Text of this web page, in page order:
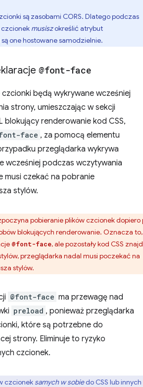
są zasobami CORS. Dlatego podczas
musiszokreślić atrybut
są one hostowane samodzielnie.
@font-face
będą wykrywane wcześniej
strony, umieszczając w sekcji
blokujący renderowanie kod CSS,
face , za pomocą elementu
przeglądarka wykrywa
wcześniej podczas wczytywania
musi czekać na pobranie
stylów.
pobieranie plików czcionek dopiero
blokujących renderowanie. Oznacza
@font-face, ale pozostały kod CSS
przeglądarka nadal musi poczekać na
stylów.
@font-face ma przewagę nad
preload , ponieważ przeglądarka
które są potrzebne do
strony. Eliminuje to ryzyko
czcionek.
czcionek samych w sobiedo CSS lub innych